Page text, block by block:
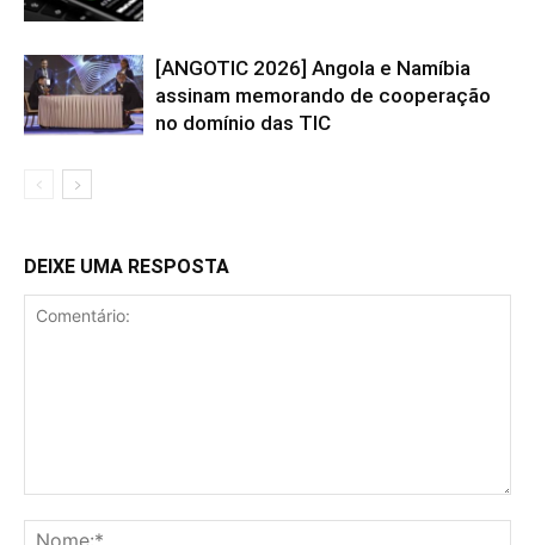
[ANGOTIC 2026] Angola e Namíbia
assinam memorando de cooperação
no domínio das TIC
DEIXE UMA RESPOSTA